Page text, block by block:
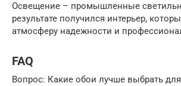
Освещение – промышленные
результате получился интерьер,
атмосферу надежности и
FAQ
Вопрос: Какие обои лучше выбрать